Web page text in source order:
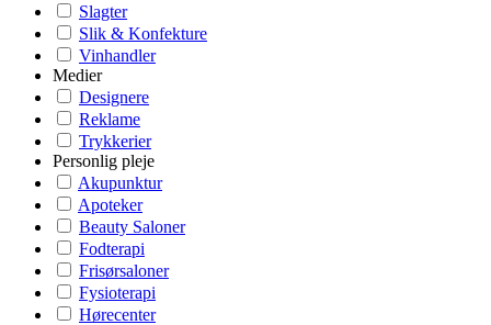
Slagter
Slik & Konfekture
Vinhandler
Medier
Designere
Reklame
Trykkerier
Personlig pleje
Akupunktur
Apoteker
Beauty Saloner
Fodterapi
Frisørsaloner
Fysioterapi
Hørecenter